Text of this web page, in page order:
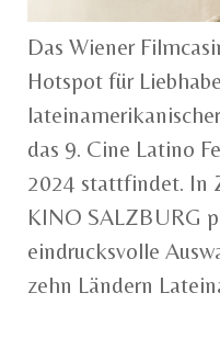
Das Wiener
Hotspot für
das 9. Cine Latino
2024 stattfindet. In
KINO SALZBURG
eindrucksvolle
zehn Ländern